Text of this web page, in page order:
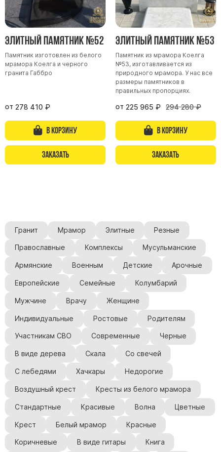
Элитный памятник №52
Памятник изготовлен из белого
мрамора Коелга и черного
гранита Габбро
от 278 410 ₽
В корзину
Заказать
Элитный памятник №53
Памятник из мрамора Коелга
№53, изготавливается из
природного мрамора. У нас все
размеры памятников в
правильных пропорциях.
от 225 965 ₽ 294 280 ₽
В корзину
Заказать
Гранит Мрамор Элитные Резные
Православные Комплексы Мусульманские
Армянские Военным Детские Арочные
Европейские Семейные Колумбарий
Мужчине Врачу Женщине
Индивидуальные Ростовые Родителям
Участникам СВО Современные Черные
В виде дерева Скала Со свечей
С лебедями Хачкары Недорогие
Воздушный крест Кресты из белого мрамора
Стандартные Красивые Волна Цветные
Крест Белый мрамор Красные
Коричневые В виде гитары Книга